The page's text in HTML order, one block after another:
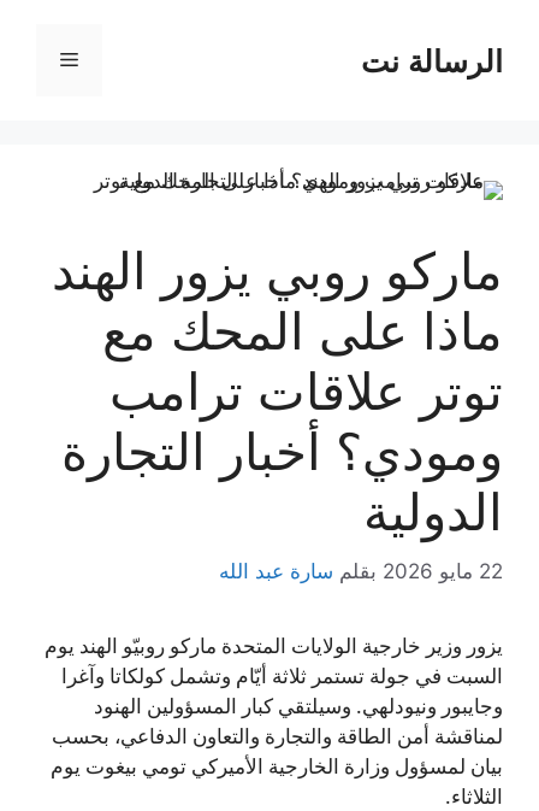
المحتوىالرسالة نت القائمة
ماركو روبي يزور الهند
ماذا على المحك مع
توتر علاقات ترامب
ومودي؟ أخبار التجارة
الدولية
22 مايو 2026 بقلم سارة عبد الله
يزور وزير خارجية الولايات المتحدة ماركو روبيّو الهند يوم
السبت في جولة تستمر ثلاثة أيّام وتشمل كولكاتا وآغرا
وجايبور ونيودلهي. وسيلتقي كبار المسؤولين الهنود
لمناقشة أمن الطاقة والتجارة والتعاون الدفاعي، بحسب
بيان لمسؤول وزارة الخارجية الأميركي تومي بيغوت يوم
الثلاثاء.